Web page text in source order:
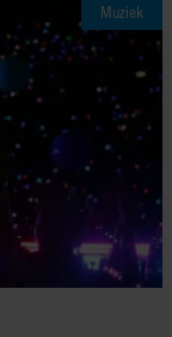
Muziek